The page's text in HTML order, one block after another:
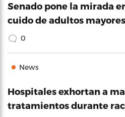
Senado pone la mirada
cuido de adultos mayores
0
News
Hospitales exhortan a
tratamientos durante